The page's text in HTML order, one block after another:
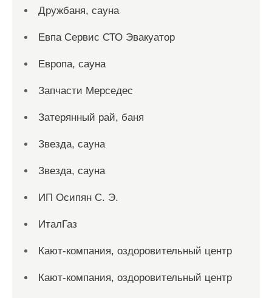
Дружбаня, сауна
Евпа Сервис СТО Эвакуатор
Европа, сауна
Запчасти Мерседес
Затерянный рай, баня
Звезда, сауна
Звезда, сауна
ИП Осипян С. Э.
ИталГаз
Кают-компания, оздоровительный центр
Кают-компания, оздоровительный центр